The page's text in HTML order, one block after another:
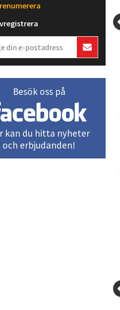
1 499 kr
Visa produkt
Besök oss på
kan du hitta nyheter
och erbjudanden!